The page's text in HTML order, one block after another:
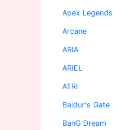
Apex Legends
Arcane
ARIA
ARIEL
ATRI
Baldur's Gate
BanG Dream